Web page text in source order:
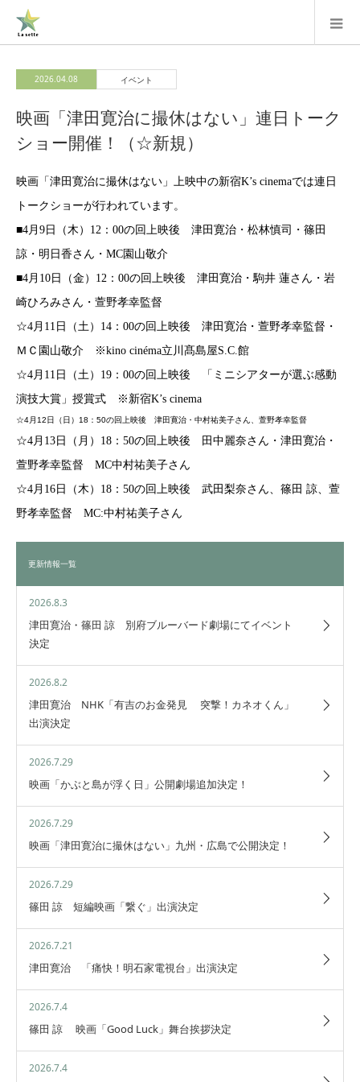
2026.04.08 イベント
映画「津田寛治に撮休はない」連日トーク
ショー開催！（☆新規）
映画「津田寛治に撮休はない」上映中の新宿K’s cinemaでは連日
トークショーが行われています。
■4月9日（木）12：00の回上映後 津田寛治・松林慎司・篠田
諒・明日香さん・MC園山敬介
■4月10日（金）12：00の回上映後 津田寛治・駒井 蓮さん・岩
崎ひろみさん・萱野孝幸監督
☆4月11日（土）14：00の回上映後 津田寛治・萱野孝幸監督・
ＭＣ園山敬介 ※kino cinéma立川髙島屋S.C.館
☆4月11日（土）19：00の回上映後 「ミニシアターが選ぶ感動
演技大賞」授賞式 ※新宿K’s cinema
☆4月12日（日）18：50の回上映後 津田寛治・中村祐美子さん、萱野孝幸監督
☆4月13日（月）18：50の回上映後 田中麗奈さん・津田寛治・
萱野孝幸監督 MC中村祐美子さん
☆4月16日（木）18：50の回上映後 武田梨奈さん、篠田 諒、萱
野孝幸監督 MC:中村祐美子さん
更新情報一覧
2026.8.3
津田寛治・篠田 諒 別府ブルーバード劇場にてイベント
決定
2026.8.2
津田寛治 NHK「有吉のお金発見 突撃！カネオくん」
出演決定
2026.7.29
映画「かぶと島が浮く日」公開劇場追加決定！
2026.7.29
映画「津田寛治に撮休はない」九州・広島で公開決定！
2026.7.29
篠田 諒 短編映画「繋ぐ」出演決定
2026.7.21
津田寛治 「痛快！明石家電視台」出演決定
2026.7.4
篠田 諒 映画「Good Luck」舞台挨拶決定
2026.7.4